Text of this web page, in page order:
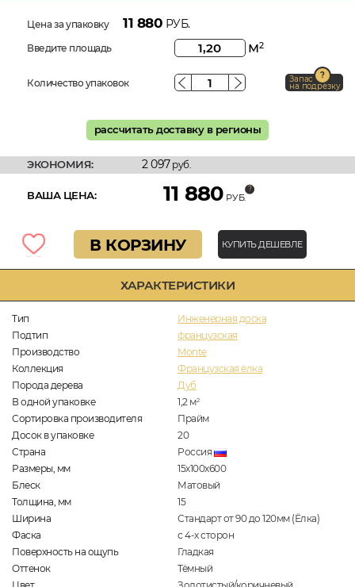
ХАРАКТЕРИСТИКИ
Тип
Инженерная доска
Подтип
французская
Производство
Monte
Коллекция
Французская ёлка
Порода дерева
Дуб
В одной упаковке
1,2 м2
Сортировка производителя
Прайм
Досок в упаковке
20
Страна
Россия
Размеры, мм
15х100х600
Блеск
Матовый
Толщина, мм
15
Ширина
Стандарт от 90 до 120мм (Ёлка)
Фаска
с 4-х сторон
Поверхность на ощупь
Гладкая
Оттенок
Тёмный
Цена за упаковку 11 880 РУБ.
Введите площадь м2
Количество упаковок Запас
на подрезку
рассчитать доставку в регионы
ЭКОНОМИЯ: 2 097руб.
ВАША ЦЕНА: 11 880 РУБ.
В КОРЗИНУ КУПИТЬ ДЕШЕВЛЕ